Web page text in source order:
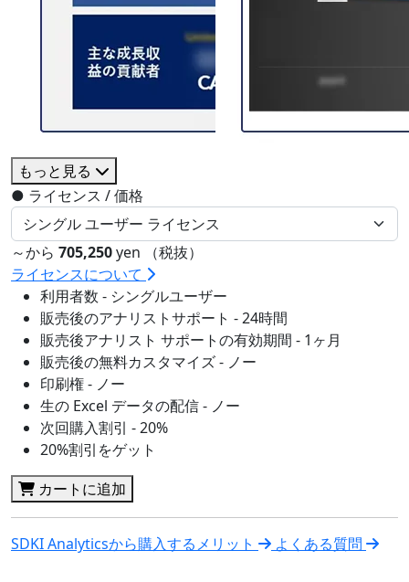
もっと見る
● ライセンス / 価格
～から 705,250yen （税抜）
ライセンスについて
利用者数 - シングルユーザー
販売後のアナリストサポート - 24時間
販売後アナリスト サポートの有効期間 - 1ヶ月
販売後の無料カスタマイズ - ノー
印刷権 - ノー
生の Excel データの配信 - ノー
次回購入割引 - 20%
20%割引をゲット
カートに追加
SDKI Analyticsから購入するメリット よくある質問